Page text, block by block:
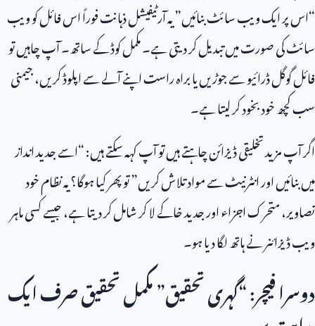
“اس پر ایک ویب سائٹ بنائیں” یہ آرٹیفیشل ذہانت فوراً اس فائل کو ویب
سائٹ کی صورت میں تبدیل کر دیتی ہے۔ مکمل کوڈ کے ساتھ۔ آپ چاہیں تو
فائل گوگل ڈرائیو سے جوڑیں یا براہ راست اپنے آلے سے اپلوڈ کریں، جیمنی
سب کچھ خود بخود کر لیتا ہے۔
اگر آپ مزید تخلیقی ڈیزائن چاہتے ہیں تو آپ کہہ سکتے ہیں: “اسے جدید انداز
میں بنائیں اور انٹرنیٹ سے مواد تلاش کریں” تو پھر کیا ہوگا؟ یہ نظام خود
تصاویر، متحرک اجزاء اور جدید خاکے لا کر شامل کر دیتا ہے، جیسے کسی ماہر
ویب ڈیزائنر نے ہاتھ لگا دیا ہو۔
دوسرا فیچر: “گہری تحقیق” مکمل تحقیق صرف ایک